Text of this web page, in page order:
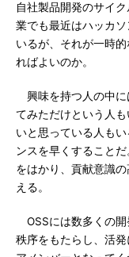
自社製品開発のサイ
業でも最近はハッカ
いるが、それが一時
ればよいのか。
興味を持つ人の中に
てみただけという人
いと思っている人も
ンスを早くすること
をはかり、貢献意識
える。
OSSには数多くの開
秩序をもたらし、活